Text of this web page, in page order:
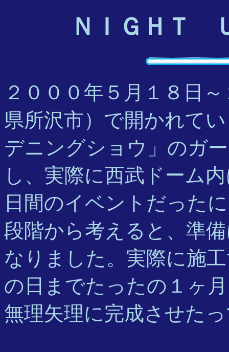
ＮＩＧＨＴ
２０００年５月１８日
県所沢市）で開かれて
デニングショウ」のガ
し、実際に西武ドーム
日間のイベントだった
段階から考えると、準
なりました。実際に施
の日までたったの１ヶ
無理矢理に完成させた